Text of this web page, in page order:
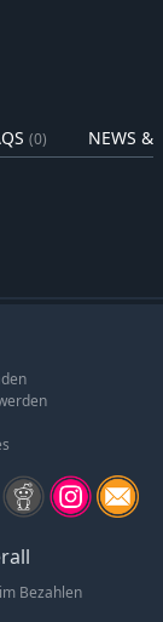
Ende ein
heiligen
Bestien.
verwickelt.
als je
Trapezartist!
(0) NEWS &
Bezahlen